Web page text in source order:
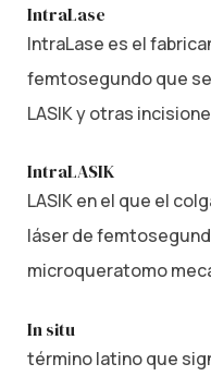
IntraLase
IntraLase es el
femtosegundo que
LASIK y otras
IntraLASIK
LASIK en el que el
láser de
microqueratomo
In situ
término latino que